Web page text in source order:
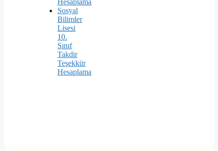
Hesaplama
Sosyal
Bilimler
Lisesi
10.
Sınıf
Takdir
Teşekkür
Hesaplama